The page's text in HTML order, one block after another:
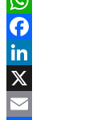
WhatsApp
Facebook
LinkedIn
X